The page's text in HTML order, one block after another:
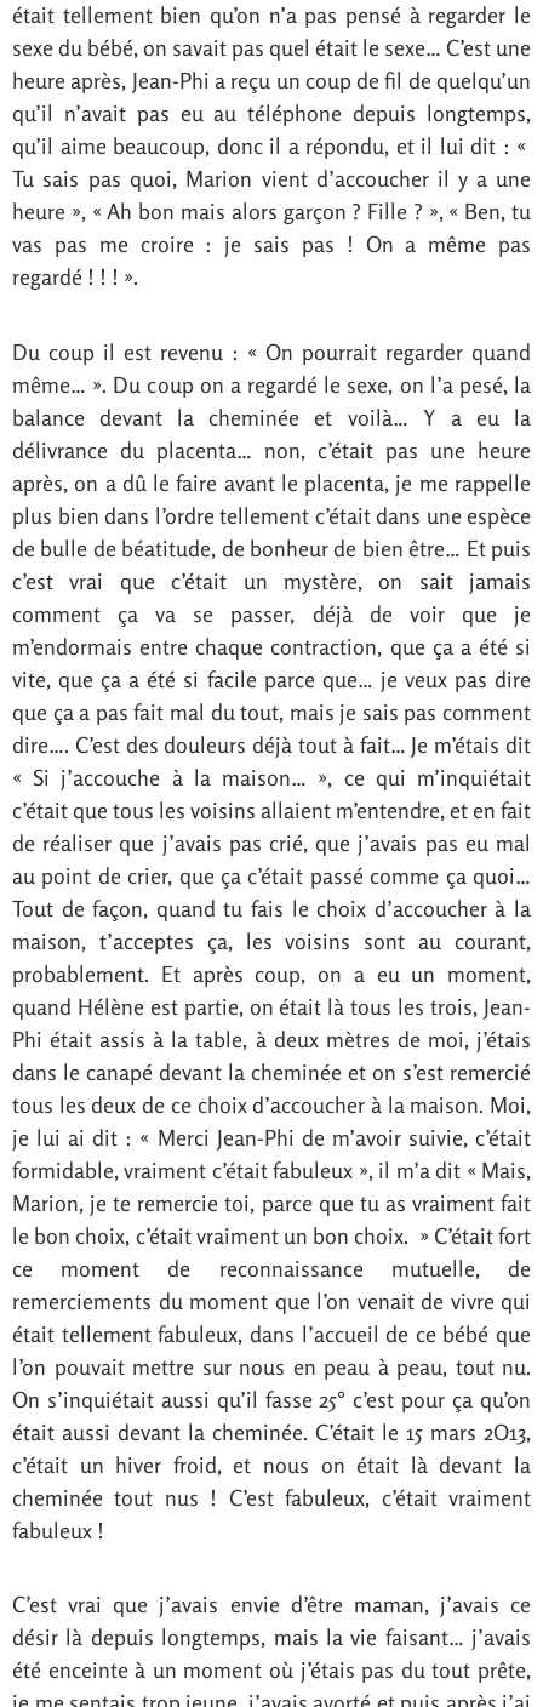
était tellement bien qu’on n’a pas pensé à regarder le
sexe du bébé, on savait pas quel était le sexe… C’est une
heure après, Jean-Phi a reçu un coup de fil de quelqu’un
qu’il n’avait pas eu au téléphone depuis longtemps,
qu’il aime beaucoup, donc il a répondu, et il lui dit : «
Tu sais pas quoi, Marion vient d’accoucher il y a une
heure », « Ah bon mais alors garçon ? Fille ? », « Ben, tu
vas pas me croire : je sais pas ! On a même pas
regardé ! ! ! ».
Du coup il est revenu : « On pourrait regarder quand
même… ». Du coup on a regardé le sexe, on l’a pesé, la
balance devant la cheminée et voilà… Y a eu la
délivrance du placenta… non, c’était pas une heure
après, on a dû le faire avant le placenta, je me rappelle
plus bien dans l’ordre tellement c’était dans une espèce
de bulle de béatitude, de bonheur de bien être… Et puis
c’est vrai que c’était un mystère, on sait jamais
comment ça va se passer, déjà de voir que je
m’endormais entre chaque contraction, que ça a été si
vite, que ça a été si facile parce que… je veux pas dire
que ça a pas fait mal du tout, mais je sais pas comment
dire…. C’est des douleurs déjà tout à fait… Je m’étais dit
« Si j’accouche à la maison… », ce qui m’inquiétait
c’était que tous les voisins allaient m’entendre, et en fait
de réaliser que j’avais pas crié, que j’avais pas eu mal
au point de crier, que ça c’était passé comme ça quoi…
Tout de façon, quand tu fais le choix d’accoucher à la
maison, t’acceptes ça, les voisins sont au courant,
probablement. Et après coup, on a eu un moment,
quand Hélène est partie, on était là tous les trois, Jean-
Phi était assis à la table, à deux mètres de moi, j’étais
dans le canapé devant la cheminée et on s’est remercié
tous les deux de ce choix d’accoucher à la maison. Moi,
je lui ai dit : « Merci Jean-Phi de m’avoir suivie, c’était
formidable, vraiment c’était fabuleux », il m’a dit « Mais,
Marion, je te remercie toi, parce que tu as vraiment fait
le bon choix, c’était vraiment un bon choix. » C’était fort
ce moment de reconnaissance mutuelle, de
remerciements du moment que l’on venait de vivre qui
était tellement fabuleux, dans l’accueil de ce bébé que
l’on pouvait mettre sur nous en peau à peau, tout nu.
On s’inquiétait aussi qu’il fasse 25° c’est pour ça qu’on
était aussi devant la cheminée. C’était le 15 mars 2O13,
c’était un hiver froid, et nous on était là devant la
cheminée tout nus ! C’est fabuleux, c’était vraiment
fabuleux !
C’est vrai que j’avais envie d’être maman, j’avais ce
désir là depuis longtemps, mais la vie faisant… j’avais
été enceinte à un moment où j’étais pas du tout prête,